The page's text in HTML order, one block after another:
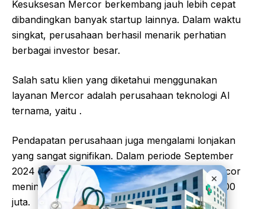
Kesuksesan Mercor berkembang jauh lebih cepat
dibandingkan banyak startup lainnya. Dalam waktu
singkat, perusahaan berhasil menarik perhatian
berbagai investor besar.
Salah satu klien yang diketahui menggunakan
layanan Mercor adalah perusahaan teknologi AI
ternama, yaitu .
Pendapatan perusahaan juga mengalami lonjakan
yang sangat signifikan. Dalam periode September
2024 hingga September 2025, pendapatan Mercor
meningkat dari sekitar US$2 juta menjadi US$500
juta.
×